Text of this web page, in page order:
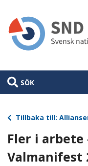
huvudinnehåll
SÖK
Tillbaka till:
Fler i arbete
Valmanifest